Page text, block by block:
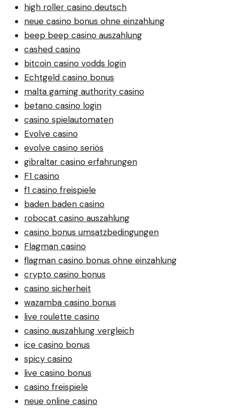
high roller casino deutsch
neue casino bonus ohne einzahlung
beep beep casino auszahlung
cashed casino
bitcoin casino vodds login
Echtgeld casino bonus
malta gaming authority casino
betano casino login
casino spielautomaten
Evolve casino
evolve casino seriös
gibraltar casino erfahrungen
F1 casino
f1 casino freispiele
baden baden casino
robocat casino auszahlung
casino bonus umsatzbedingungen
Flagman casino
flagman casino bonus ohne einzahlung
crypto casino bonus
casino sicherheit
wazamba casino bonus
live roulette casino
casino auszahlung vergleich
ice casino bonus
spicy casino
live casino bonus
casino freispiele
neue online casino